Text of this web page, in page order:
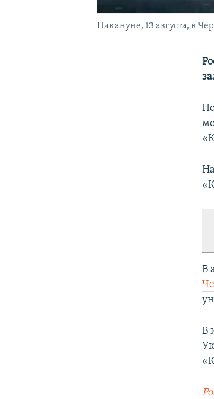
Накануне, 13 августа, в
В
В